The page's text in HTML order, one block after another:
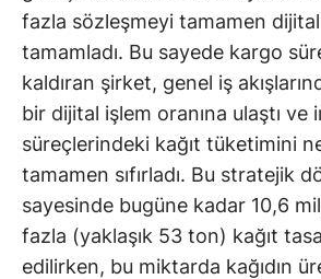
fazla sözleşmeyi tamamen
tamamladı. Bu sayede kargo
kaldıran şirket, genel iş
bir dijital işlem oranına ulaştı ve
süreçlerindeki kağıt tüketimini
tamamen sıfırladı. Bu stratejik
sayesinde bugüne kadar 10,6
fazla (yaklaşık 53 ton) kağıt
edilirken, bu miktarda kağıdın